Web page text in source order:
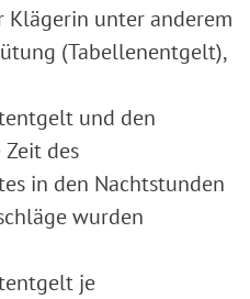
unter anderem
(Tabellenentgelt),
und den
des
in den Nachtstunden
wurden
je